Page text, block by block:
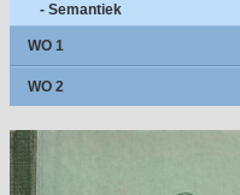
- Semantiek
WO 1
WO 2